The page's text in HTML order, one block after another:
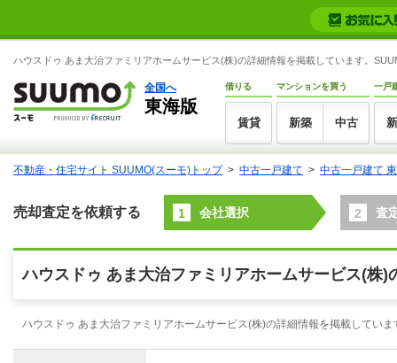
ハウスドゥ あま大治ファミリアホームサービス(株)の詳細情報を掲載しています。
全国へ
東海版
借りる
賃貸
マンションを買う
新築 中古
一戸
不動産・住宅サイト SUUMO(スーモ)トップ 中古一戸建て 中古一戸建て
売却査定を依頼する 1 会社選択 2 査
ハウスドゥ あま大治ファミリアホームサービス(株)
ハウスドゥ あま大治ファミリアホームサービス(株)の詳細情報を掲載してい